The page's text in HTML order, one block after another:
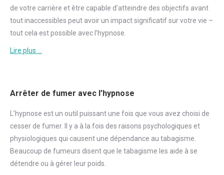
de votre carrière et être capable d’atteindre des objectifs avant
tout inaccessibles peut avoir un impact significatif sur votre vie –
tout cela est possible avec l’hypnose.
Lire plus …
Arrêter de fumer avec l’hypnose
L’hypnose est un outil puissant une fois que vous avez choisi de
cesser de fumer. Il y a à la fois des raisons psychologiques et
physiologiques qui causent une dépendance au tabagisme.
Beaucoup de fumeurs disent que le tabagisme les aide à se
détendre ou à gérer leur poids.